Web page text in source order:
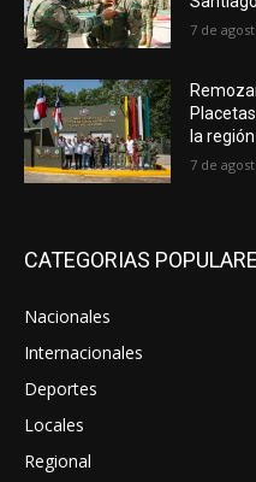
7 de
la
7 de
CATEGORIAS
Nacionales
Internacionales
Deportes
Locales
Regional